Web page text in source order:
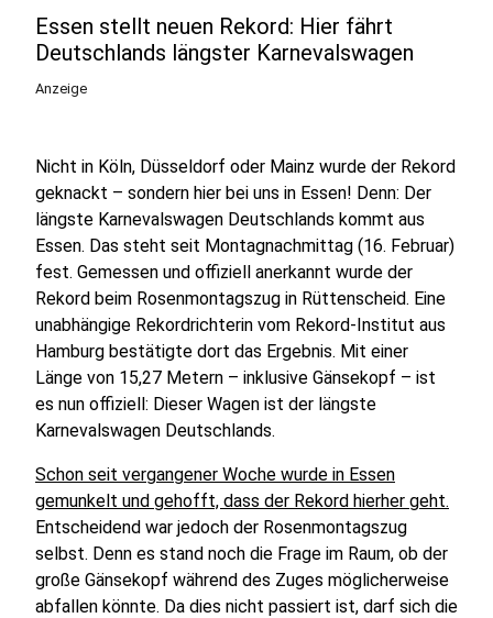
Essen stellt neuen Rekord: Hier fährt
Deutschlands längster Karnevalswagen
Anzeige
Nicht in Köln, Düsseldorf oder Mainz wurde der Rekord
geknackt – sondern hier bei uns in Essen! Denn: Der
längste Karnevalswagen Deutschlands kommt aus
Essen. Das steht seit Montagnachmittag (16. Februar)
fest. Gemessen und offiziell anerkannt wurde der
Rekord beim Rosenmontagszug in Rüttenscheid. Eine
unabhängige Rekordrichterin vom Rekord-Institut aus
Hamburg bestätigte dort das Ergebnis. Mit einer
Länge von 15,27 Metern – inklusive Gänsekopf – ist
es nun offiziell: Dieser Wagen ist der längste
Karnevalswagen Deutschlands.
Schon seit vergangener Woche wurde in Essen
gemunkelt und gehofft, dass der Rekord hierher geht.
Entscheidend war jedoch der Rosenmontagszug
selbst. Denn es stand noch die Frage im Raum, ob der
große Gänsekopf während des Zuges möglicherweise
abfallen könnte. Da dies nicht passiert ist, darf sich die